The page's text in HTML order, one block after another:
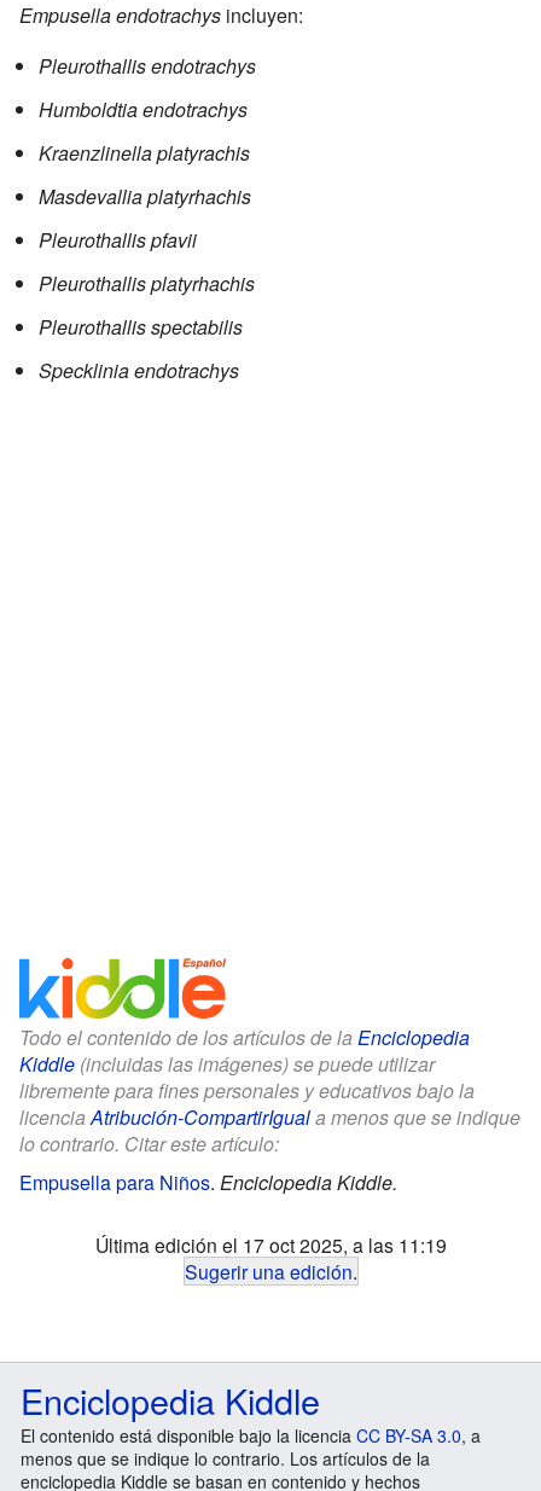
Empusella endotrachys incluyen:
Pleurothallis endotrachys
Humboldtia endotrachys
Kraenzlinella platyrachis
Masdevallia platyrhachis
Pleurothallis pfavii
Pleurothallis platyrhachis
Pleurothallis spectabilis
Specklinia endotrachys
Todo el contenido de los artículos de la Enciclopedia
Kiddle (incluidas las imágenes) se puede utilizar
libremente para fines personales y educativos bajo la
licenciaAtribución-CompartirIguala menos que se indique
lo contrario. Citar este artículo:
Empusella para Niños. Enciclopedia Kiddle.
Última edición el 17 oct 2025, a las 11:19
Sugerir una edición.
Enciclopedia Kiddle
El contenido está disponible bajo la licencia CC BY-SA 3.0, a
menos que se indique lo contrario. Los artículos de la
enciclopedia Kiddle se basan en contenido y hechos